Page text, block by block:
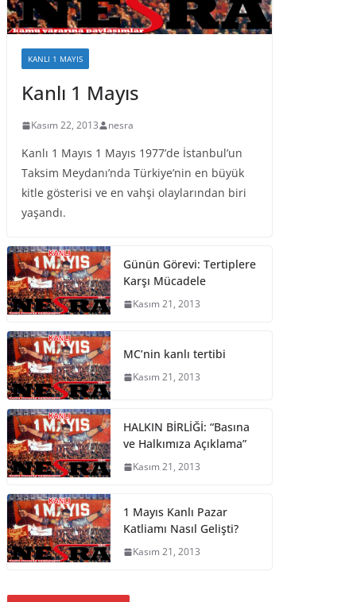
KANLI 1 MAYIS
Kanlı 1 Mayıs
Kasım 22, 2013 nesra
Kanlı 1 Mayıs 1 Mayıs 1977’de İstanbul’un
Taksim Meydanı’nda Türkiye’nin en büyük
kitle gösterisi ve en vahşi olaylarından biri
yaşandı.
Günün Görevi: Tertiplere
Karşı Mücadele
Kasım 21, 2013
MC’nin kanlı tertibi
Kasım 21, 2013
HALKIN BİRLİĞİ: “Basına
ve Halkımıza Açıklama”
Kasım 21, 2013
1 Mayıs Kanlı Pazar
Katliamı Nasıl Gelişti?
Kasım 21, 2013